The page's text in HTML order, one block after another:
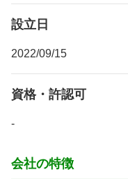
設立日
2022/09/15
資格・許認可
-
会社の特徴